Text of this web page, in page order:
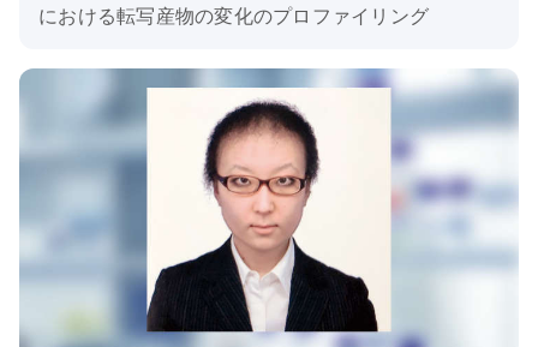
における転写産物の変化のプロファイリング